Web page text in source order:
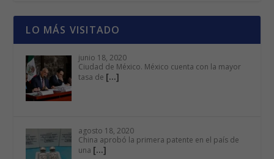
LO MÁS VISITADO
junio 18, 2020
Ciudad de México. México cuenta con la mayor
tasa de […]
agosto 18, 2020
China aprobó la primera patente en el país de
una […]